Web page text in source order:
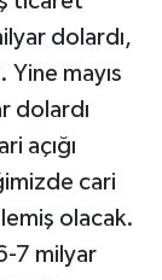
dolardı,
mayıs
dolardı
açığı
cari
olacak.
7 milyar